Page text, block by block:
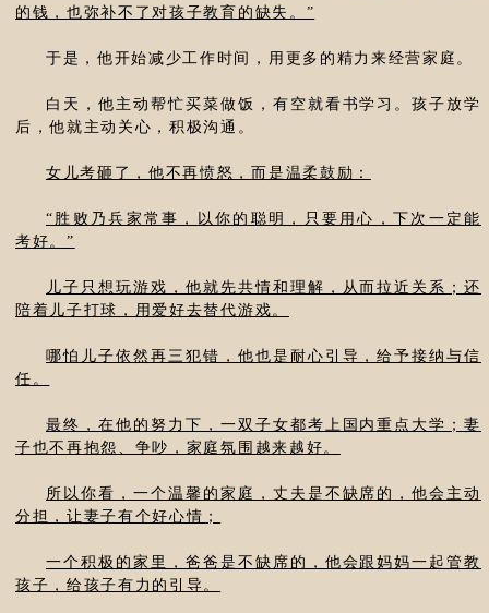
的钱，也弥补不了对孩子教育的缺失。”
于是，他开始减少工作时间，用更多的精力来经营家庭。
白天，他主动帮忙买菜做饭，有空就看书学习。孩子放学
后，他就主动关心，积极沟通。
女儿考砸了，他不再愤怒，而是温柔鼓励：
“胜败乃兵家常事，以你的聪明，只要用心，下次一定能
考好。”
儿子只想玩游戏，他就先共情和理解，从而拉近关系；还
陪着儿子打球，用爱好去替代游戏。
哪怕儿子依然再三犯错，他也是耐心引导，给予接纳与信
任。
最终，在他的努力下，一双子女都考上国内重点大学；妻
子也不再抱怨、争吵，家庭氛围越来越好。
所以你看，一个温馨的家庭，丈夫是不缺席的，他会主动
分担，让妻子有个好心情；
一个积极的家里，爸爸是不缺席的，他会跟妈妈一起管教
孩子，给孩子有力的引导。